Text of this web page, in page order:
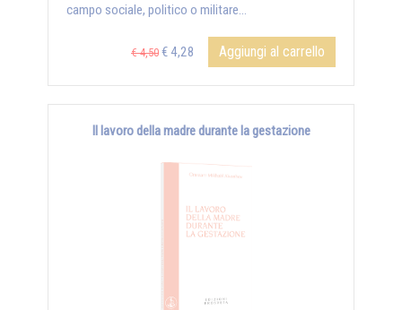
campo sociale, politico o militare...
€ 4,50 € 4,28 Aggiungi al carrello
Il lavoro della madre durante la gestazione